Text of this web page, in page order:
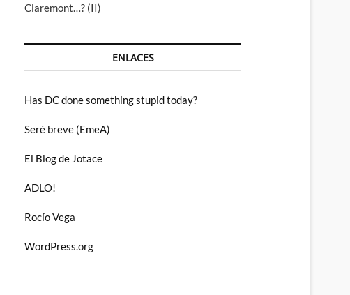
Claremont…? (II)
ENLACES
Has DC done something stupid today?
Seré breve (EmeA)
El Blog de Jotace
ADLO!
Rocío Vega
WordPress.org